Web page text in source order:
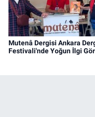
Mutenâ Dergisi Ankara
Festivali'nde Yoğun İlgi